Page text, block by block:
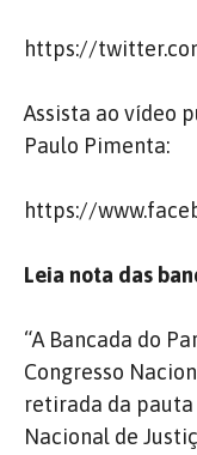
https://
Assista ao vídeo
Paulo Pimenta:
https://
Leia nota das
“A Bancada do
Congresso
retirada da pauta
Nacional de